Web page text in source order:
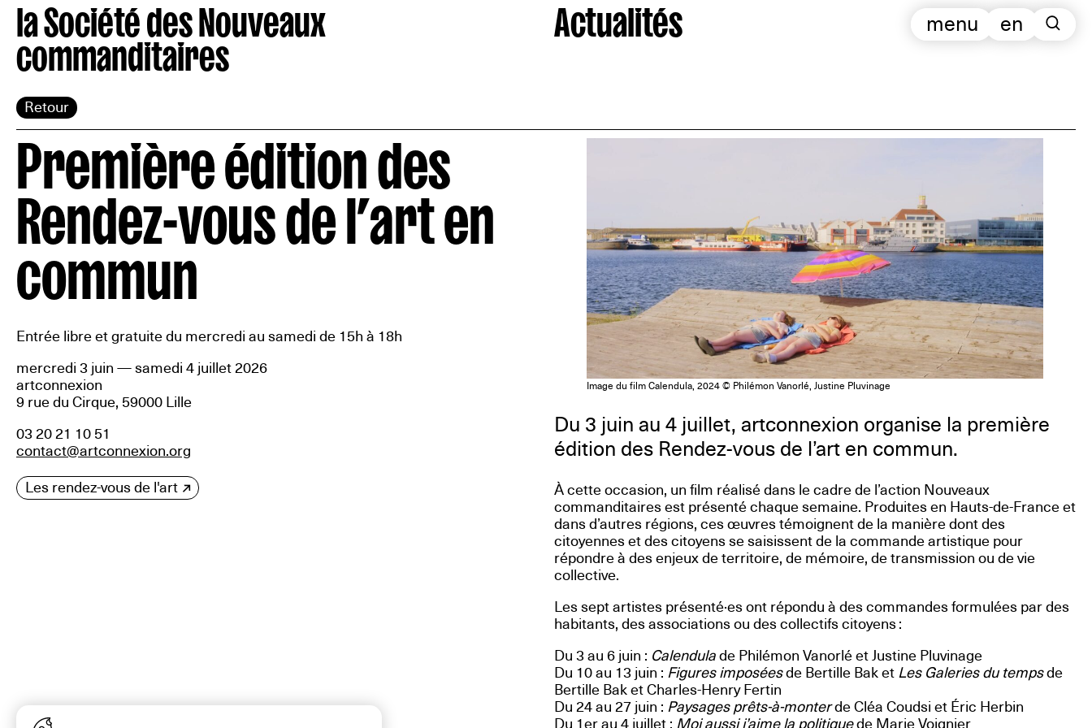
la Société des Nouveaux
commanditaires
Retour
Actualités en
menu
Première édition des
Rendez-vous de l’art en
commun
Entrée libre et gratuite du mercredi au samedi de 15h à 18h
mercredi 3 juin — samedi 4 juillet 2026
artconnexion
9 rue du Cirque, 59000 Lille
03 20 21 10 51
contact@artconnexion.org
Les rendez-vous de l'art
Image du film Calendula, 2024 © Philémon Vanorlé, Justine Pluvinage
Du 3 juin au 4 juillet, artconnexion organise la première
édition des Rendez-vous de l’art en commun.
À cette occasion, un film réalisé dans le cadre de l’action Nouveaux
commanditaires est présenté chaque semaine. Produites en Hauts-de-France et
dans d’autres régions, ces œuvres témoignent de la manière dont des
citoyennes et des citoyens se saisissent de la commande artistique pour
répondre à des enjeux de territoire, de mémoire, de transmission ou de vie
collective.
Les sept artistes présenté·es ont répondu à des commandes formulées par des
habitants, des associations ou des collectifs citoyens :
Du 3 au 6 juin : Calendulade Philémon Vanorlé et Justine Pluvinage
Du 10 au 13 juin : Figures imposéesde Bertille Bak et Les Galeries du tempsde
Bertille Bak et Charles-Henry Fertin
Du 24 au 27 juin : Paysages prêts-à-monterde Cléa Coudsi et Éric Herbin
Du 1er au 4 juillet : Moi aussi j’aime la politiquede Marie Voignier